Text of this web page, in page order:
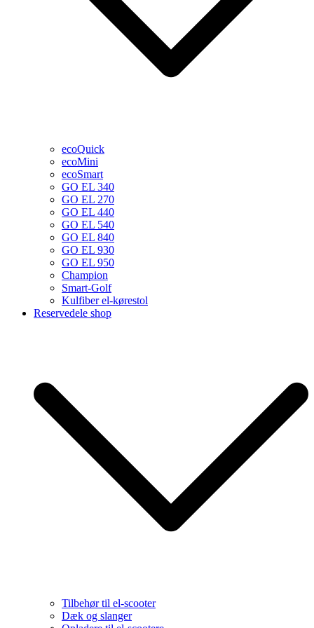
ecoQuick
ecoMini
ecoSmart
GO EL 340
GO EL 270
GO EL 440
GO EL 540
GO EL 840
GO EL 930
GO EL 950
Champion
Smart-Golf
Kulfiber el-kørestol
Reservedele shop
Tilbehør til el-scooter
Dæk og slanger